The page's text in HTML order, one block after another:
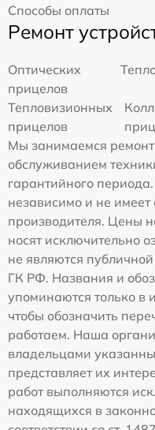
Способы оплаты
Ремонт
Оптических
прицелов
Тепловизионных
прицелов
Мы занимаемся
обслуживанием
гарантийного
независимо и не
производителя. Цены
носят исключительно
не являются
ГК РФ. Названия и
упоминаются только
чтобы обозначить
работаем. Наша
владельцами
представляет их
работ выполняются
находящихся в